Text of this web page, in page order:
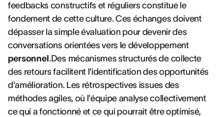
feedbacks constructifs et réguliers constitue le
fondement de cette culture. Ces échanges doivent
dépasser la simple évaluation pour devenir des
conversations orientées vers le développement
personnel.Des mécanismes structurés de collecte
des retours facilitent l'identification des opportunités
d'amélioration. Les rétrospectives issues des
méthodes agiles, où l'équipe analyse collectivement
ce qui a fonctionné et ce qui pourrait être optimisé,